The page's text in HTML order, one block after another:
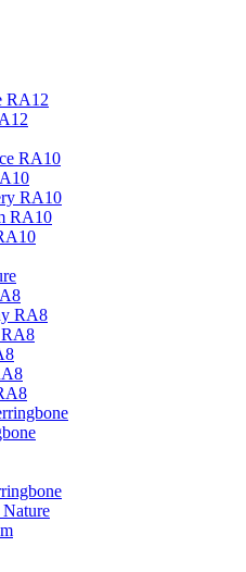
RA12
RA10
RA10
RA10
RA8
RA8